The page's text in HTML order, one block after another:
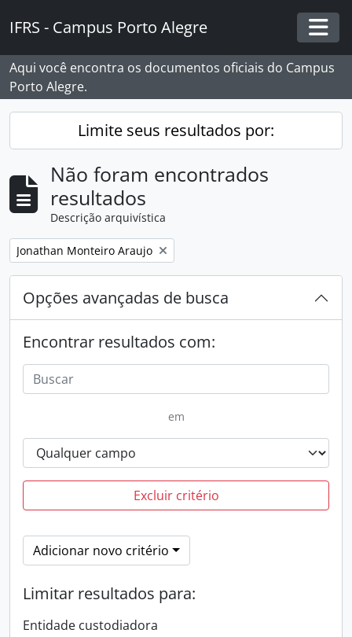
IFRS - Campus Porto Alegre
Aqui você encontra os documentos oficiais do Campus
Porto Alegre.
Limite seus resultados por:
Não foram encontrados
resultados
Descrição arquivística
Remover filtro:
Jonathan Monteiro Araujo
Opções avançadas de busca
Encontrar resultados com:
em
Excluir critério
Adicionar novo critério
Limitar resultados para:
Entidade custodiadora